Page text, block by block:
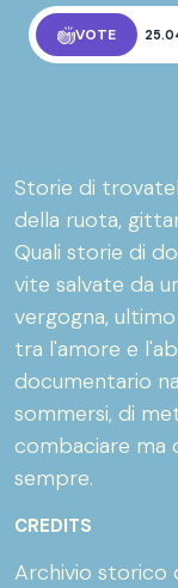
VOTE
Storie di
della ruota,
Quali storie di
vite salvate da
vergogna,
tra l'amore e
documentario
sommersi, di
combaciare ma
sempre.
CREDITS
Archivio storico